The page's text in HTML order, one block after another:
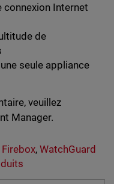
connexion Internet
de
seule appliance
veuillez
Manager.
,WatchGuard